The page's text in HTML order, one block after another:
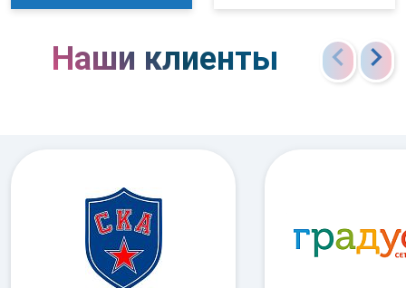
Наши клиенты chevron_left chevron_right